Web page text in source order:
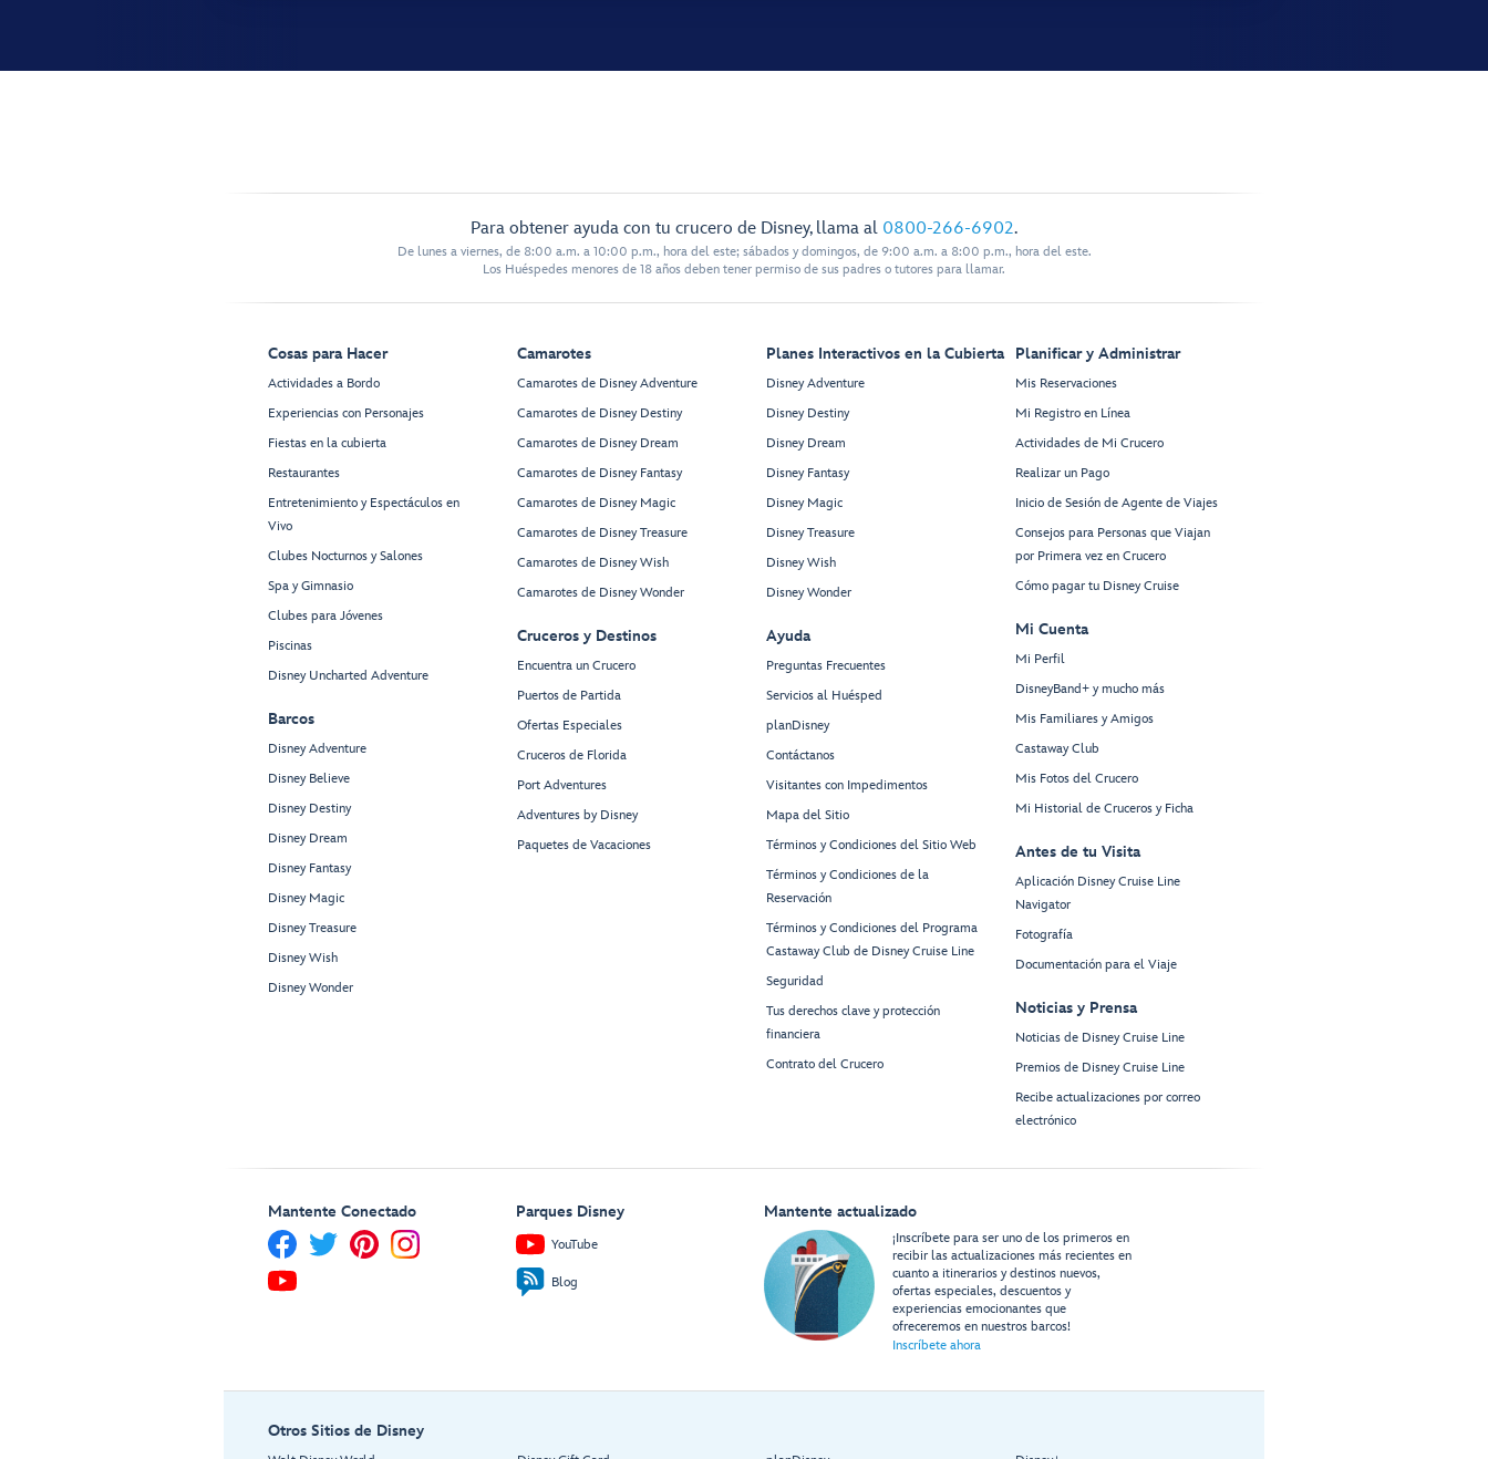
Para obtener ayuda con tu crucero de Disney, llama al 0800-266-6902.
De lunes a viernes, de 8:00 a.m. a 10:00 p.m., hora del este; sábados y domingos, de 9:00 a.m. a 8:00 p.m., hora del este.
Los Huéspedes menores de 18 años deben tener permiso de sus padres o tutores para llamar.
Cosas para Hacer
Actividades a Bordo
Experiencias con Personajes
Fiestas en la cubierta
Restaurantes
Entretenimiento y Espectáculos en
Vivo
Clubes Nocturnos y Salones
Spa y Gimnasio
Clubes para Jóvenes
Piscinas
Disney Uncharted Adventure
Barcos
Disney Adventure
Disney Believe
Disney Destiny
Disney Dream
Disney Fantasy
Disney Magic
Disney Treasure
Disney Wish
Disney Wonder
Camarotes
Camarotes de Disney Adventure
Camarotes de Disney Destiny
Camarotes de Disney Dream
Camarotes de Disney Fantasy
Camarotes de Disney Magic
Camarotes de Disney Treasure
Camarotes de Disney Wish
Camarotes de Disney Wonder
Cruceros y Destinos
Encuentra un Crucero
Puertos de Partida
Ofertas Especiales
Cruceros de Florida
Port Adventures
Adventures by Disney
Paquetes de Vacaciones
Planes Interactivos en la Cubierta
Disney Adventure
Disney Destiny
Disney Dream
Disney Fantasy
Disney Magic
Disney Treasure
Disney Wish
Disney Wonder
Ayuda
Preguntas Frecuentes
Servicios al Huésped
planDisney
Contáctanos
Visitantes con Impedimentos
Mapa del Sitio
Términos y Condiciones del Sitio Web
Términos y Condiciones de la
Reservación
Términos y Condiciones del Programa
Castaway Club de Disney Cruise Line
Seguridad
Tus derechos clave y protección
financiera
Contrato del Crucero
Planificar y Administrar
Mis Reservaciones
Mi Registro en Línea
Actividades de Mi Crucero
Realizar un Pago
Inicio de Sesión de Agente de Viajes
Consejos para Personas que Viajan
por Primera vez en Crucero
Cómo pagar tu Disney Cruise
Mi Cuenta
Mi Perfil
DisneyBand+ y mucho más
Mis Familiares y Amigos
Castaway Club
Mis Fotos del Crucero
Mi Historial de Cruceros y Ficha
Antes de tu Visita
Aplicación Disney Cruise Line
Navigator
Fotografía
Documentación para el Viaje
Noticias y Prensa
Noticias de Disney Cruise Line
Premios de Disney Cruise Line
Recibe actualizaciones por correo
electrónico
Mantente Conectado Parques Disney
YouTube
Blog
Mantente actualizado
¡Inscríbete para ser uno de los primeros en
recibir las actualizaciones más recientes en
cuanto a itinerarios y destinos nuevos,
ofertas especiales, descuentos y
experiencias emocionantes que
ofreceremos en nuestros barcos!
Inscríbete ahora
Otros Sitios de Disney